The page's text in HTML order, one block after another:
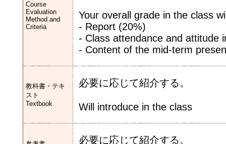
Course
Evaluation
Method and
Criteria
Your overall grade in the class
- Report (20%)
- Class attendance and attitude
- Content of the mid-term
教科書・テキ
スト
Textbook
必要に応じて紹介する。
Will introduce in the class
必要に応じて紹介する。